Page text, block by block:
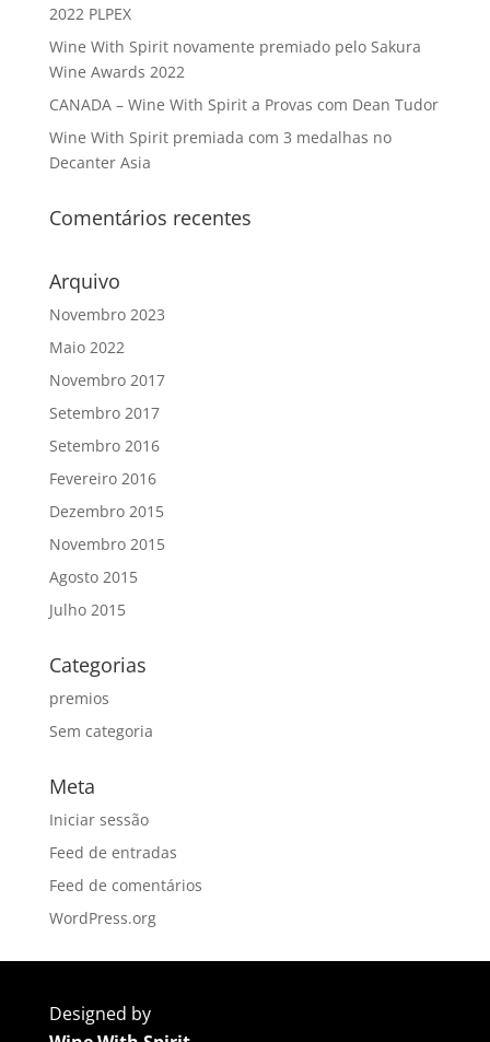
2022 PLPEX
Wine With Spirit novamente premiado pelo Sakura
Wine Awards 2022
CANADA – Wine With Spirit a Provas com Dean Tudor
Wine With Spirit premiada com 3 medalhas no
Decanter Asia
Comentários recentes
Arquivo
Novembro 2023
Maio 2022
Novembro 2017
Setembro 2017
Setembro 2016
Fevereiro 2016
Dezembro 2015
Novembro 2015
Agosto 2015
Julho 2015
Categorias
premios
Sem categoria
Meta
Iniciar sessão
Feed de entradas
Feed de comentários
WordPress.org
Designed by